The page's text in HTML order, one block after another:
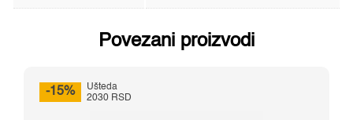
Povezani proizvodi
-15%
Ušteda
2030 RSD